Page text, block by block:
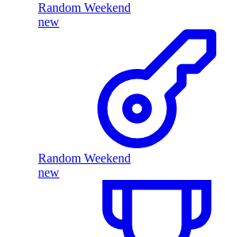
Random Weekend
new
Random Weekend
new